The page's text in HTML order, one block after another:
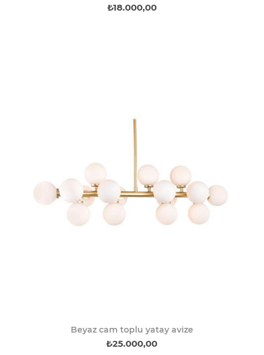
₺18.000,00
Beyaz cam toplu yatay avize
₺25.000,00